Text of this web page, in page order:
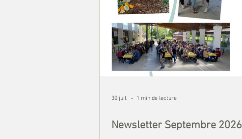
30 juil. 1 min de lecture
Newsletter Septembre 2026